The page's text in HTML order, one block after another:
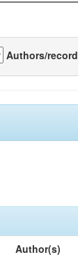
Authors/record
Author(s)